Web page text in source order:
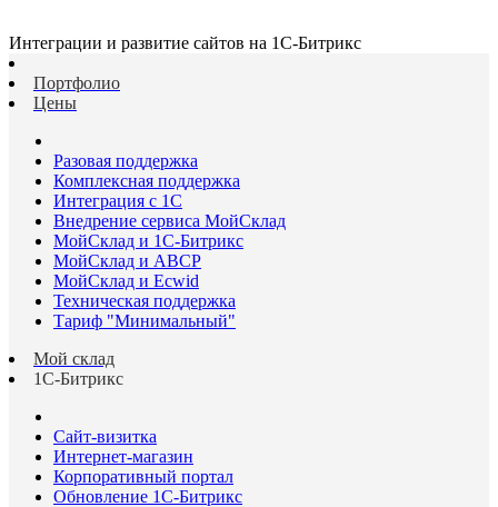
Интеграции и развитие сайтов на 1С-Битрикс
Портфолио
Цены
Разовая поддержка
Комплексная поддержка
Интеграция с 1С
Внедрение сервиса МойСклад
МойСклад и 1С-Битрикс
МойСклад и ABCP
МойСклад и Ecwid
Техническая поддержка
Тариф "Минимальный"
Мой склад
1С-Битрикс
Сайт-визитка
Интернет-магазин
Корпоративный портал
Обновление 1С-Битрикс